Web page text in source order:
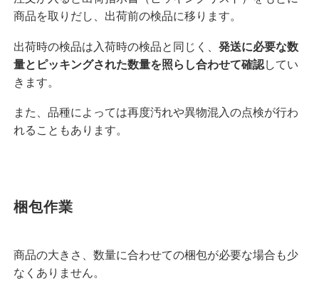
商品を取りだし、出荷前の検品に移ります。
出荷時の検品は入荷時の検品と同じく、 発送に必要な数
量とピッキングされた数量を照らし合わせて確認してい
きます。
また、品種によっては再度汚れや異物混入の点検が行わ
れることもあります。
梱包作業
商品の大きさ、数量に合わせての梱包が必要な場合も少
なくありません。